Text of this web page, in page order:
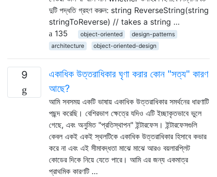
দুটি পদ্ধতি গ্রহণ করুন: string ReverseString(string
stringToReverse) // takes a string …
135
object-oriented
design-patterns
architecture
object-oriented-design
9
একাধিক উত্তরাধিকার ঘৃণা করার কোন "সত্য" কারণ
আছে?
আমি সবসময় একটি ভাষায় একাধিক উত্তরাধিকার সমর্থনের ধারণাটি
পছন্দ করেছি। বেশিরভাগ ক্ষেত্রে যদিও এটি ইচ্ছাকৃতভাবে ভুলে
গেছে, এবং অনুমিত "প্রতিস্থাপন" ইন্টারফেস। ইন্টারফেসগুলি
কেবল একই একই স্থলটিকে একাধিক উত্তরাধিকার হিসাবে কভার
করে না এবং এই সীমাবদ্ধতা মাঝে মাঝে আরও বয়লারপ্লিট
কোডের দিকে নিয়ে যেতে পারে। আমি এর জন্য একমাত্র
প্রাথমিক কারণটি …